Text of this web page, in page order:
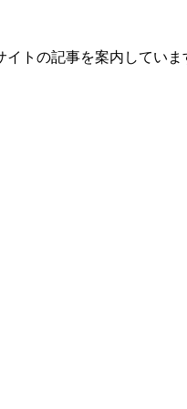
イトの記事を案内していま